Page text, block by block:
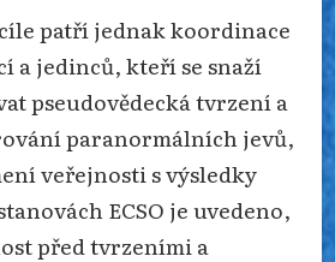
patří jednak koordinace
a jedinců, kteří se snaží
pseudovědecká tvrzení a
paranormálních jevů,
veřejnosti s výsledky
ECSO je uvedeno,
před tvrzeními a